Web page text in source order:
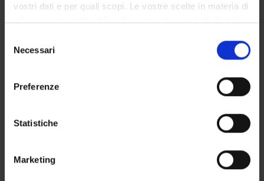
vostri dati e per quali scopi. Le vostre scelte in materia di
privacy sono applicabili solo su questa proprietà digitale
modificare o revocare il proprio consenso in qualsiasi
momento dalla Dichiarazione sui cookie o facendo clic
raccogliere informazioni sulla tua posizione
geografica, con un'approssimazione di qualche
Identificare il tuo dispositivo, scansionandolo
delNecessari
Preferenze
Statistiche
Marketing
SERVIZI DI SEGRETERIA STUDENTI
SPIN OFF E AZIENDE
Persone